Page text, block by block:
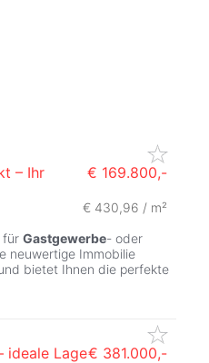
– Ihr
€ 169.800,-
€ 430,96 / m²
für Gastgewerbe- oder
neuwertige Immobilie
bietet Ihnen die perfekte
ideale Lage€ 381.000,-